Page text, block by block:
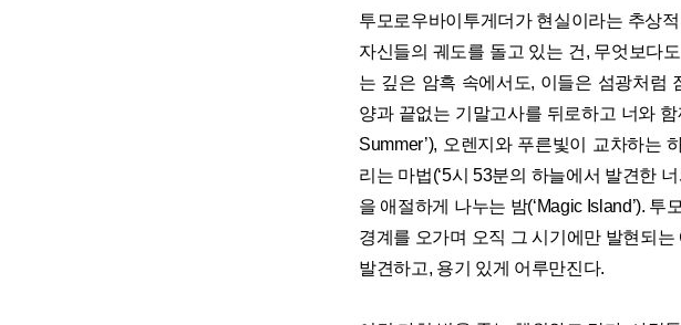
투모로우바이투게더가 현실이라는 추상
자신들의 궤도를 돌고 있는 건, 무엇보다
는 깊은 암흑 속에서도, 이들은 섬광처럼
양과 끝없는 기말고사를 뒤로하고 너와
Summer’), 오렌지와 푸른빛이 교차하는
리는 마법(‘5시 53분의 하늘에서 발견한
을 애절하게 나누는 밤(‘Magic Island’).
경계를 오가며 오직 그 시기에만 발현되
발견하고, 용기 있게 어루만진다.